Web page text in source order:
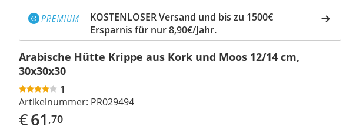
KOSTENLOSER Versand und bis zu 1500€
Ersparnis für nur 8,90€/Jahr.
Arabische Hütte Krippe aus Kork und Moos 12/14 cm,
30x30x30
1
Artikelnummer: PR029494
€61 ,70